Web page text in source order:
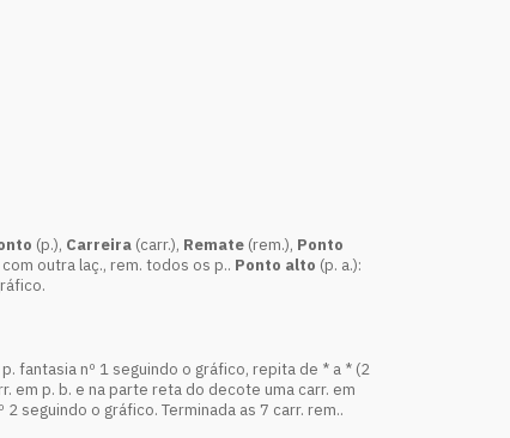
(p.), Carreira (carr.), Remate (rem.), Ponto
outra laç., rem. todos os p.. Ponto alto (p. a.):
fantasia nº 1 seguindo o gráfico, repita de * a * (2
em p. b. e na parte reta do decote uma carr. em
seguindo o gráfico. Terminada as 7 carr. rem..